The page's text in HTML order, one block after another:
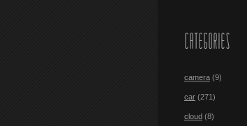
CATEGORIES
camera (9)
car (271)
cloud (8)